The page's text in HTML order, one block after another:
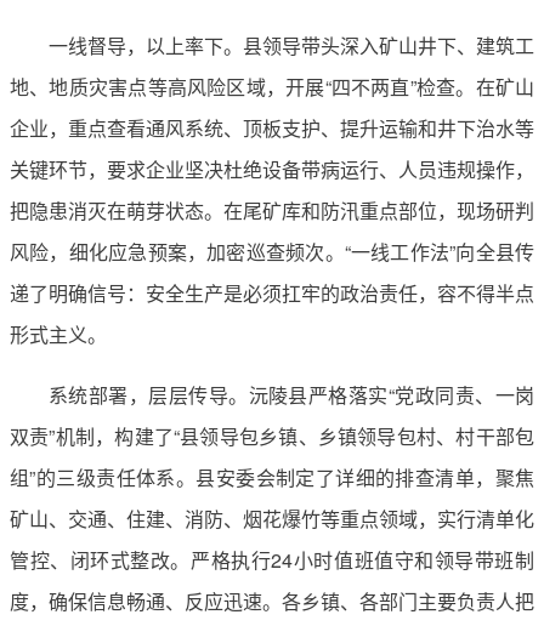
一线督导，以上率下。县领导带头深入矿山井下、建筑工
地、地质灾害点等高风险区域，开展“四不两直”检查。在矿山
企业，重点查看通风系统、顶板支护、提升运输和井下治水等
关键环节，要求企业坚决杜绝设备带病运行、人员违规操作，
把隐患消灭在萌芽状态。在尾矿库和防汛重点部位，现场研判
风险，细化应急预案，加密巡查频次。“一线工作法”向全县传
递了明确信号：安全生产是必须扛牢的政治责任，容不得半点
形式主义。
系统部署，层层传导。沅陵县严格落实“党政同责、一岗
双责”机制，构建了“县领导包乡镇、乡镇领导包村、村干部包
组”的三级责任体系。县安委会制定了详细的排查清单，聚焦
矿山、交通、住建、消防、烟花爆竹等重点领域，实行清单化
管控、闭环式整改。严格执行24小时值班值守和领导带班制
度，确保信息畅通、反应迅速。各乡镇、各部门主要负责人把